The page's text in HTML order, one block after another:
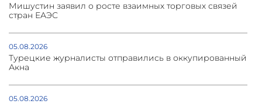
Мишустин заявил о росте взаимных торговых связей
стран ЕАЭС
05.08.2026
Турецкие журналисты отправились в оккупированный
Акна
05.08.2026